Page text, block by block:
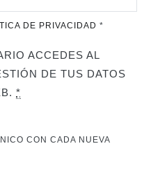
DE PRIVACIDAD *
ACCEDES AL
DE TUS DATOS
*
CON CADA NUEVA